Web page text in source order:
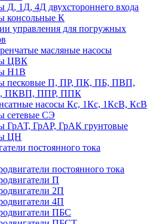
Д, 1Д, 4Д двухстороннего входа
консольные К
управления для погружных
масляные насосы
ЦВК
Н1В
песковые П, ПР, ПК, ПБ, ПВП,
ПКВП, ППР, ППК
насосы Кс, 1Кс, 1КсВ, КсВ
сетевые СЭ
ГрАТ, ГрАР, ГрАК грунтовые
ЦН
постоянного тока
постоянного тока
П
2П
4П
ПБС